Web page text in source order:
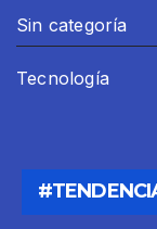
Sin categoría
Tecnología